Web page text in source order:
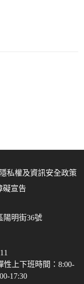
隱私權及資訊安全政策
礙宣告
陽明街36號
性上下班時間：8:00-
17:30